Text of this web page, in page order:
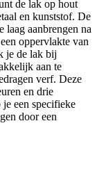
de lak op hout
en kunststof. De
laag aanbrengen na
oppervlakte van
je de lak bij
aan te
verf. Deze
en drie
een specifieke
door een